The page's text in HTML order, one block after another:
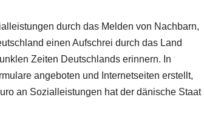
durch das Melden von Nachbarn,
einen Aufschrei durch das Land
Zeiten Deutschlands erinnern. In
angeboten und Internetseiten erstellt,
an Sozialleistungen hat der dänische Staat